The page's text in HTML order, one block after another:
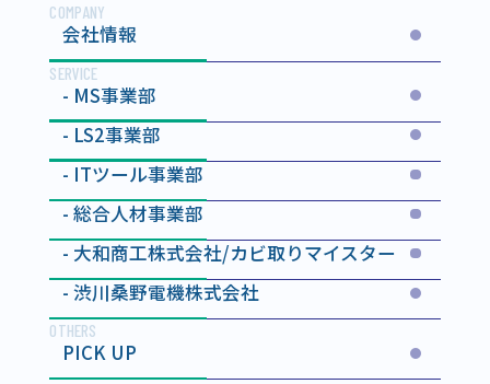
COMPANY
会社情報
SERVICE
MS事業部
LS2事業部
ITツール事業部
総合人材事業部
大和商工株式会社/カビ取りマイスター
渋川桑野電機株式会社
OTHERS
PICK UP